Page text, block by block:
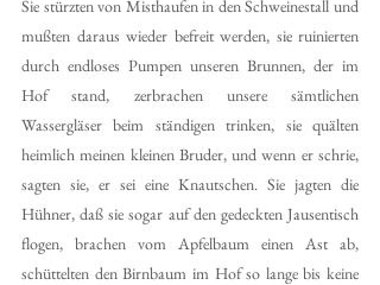
Sie stürzten von Misthaufen in den Schweinestall und
mußten daraus wieder befreit werden, sie ruinierten
durch endloses Pumpen unseren Brunnen, der im
Hof stand, zerbrachen unsere sämtlichen
Wassergläser beim ständigen trinken, sie quälten
heimlich meinen kleinen Bruder, und wenn er schrie,
sagten sie, er sei eine Knautschen. Sie jagten die
Hühner, daß sie sogar auf den gedeckten Jausentisch
flogen, brachen vom Apfelbaum einen Ast ab,
schüttelten den Birnbaum im Hof so lange bis keine